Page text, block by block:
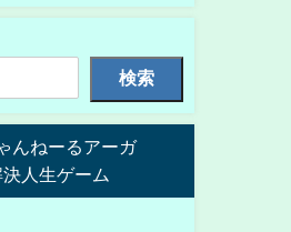
検索
んねーるアーガ
人生ゲーム